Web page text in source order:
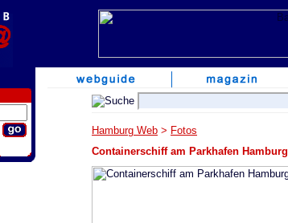
Hamburg Web > Fotos
Containerschiff am Parkhafen Hamburg